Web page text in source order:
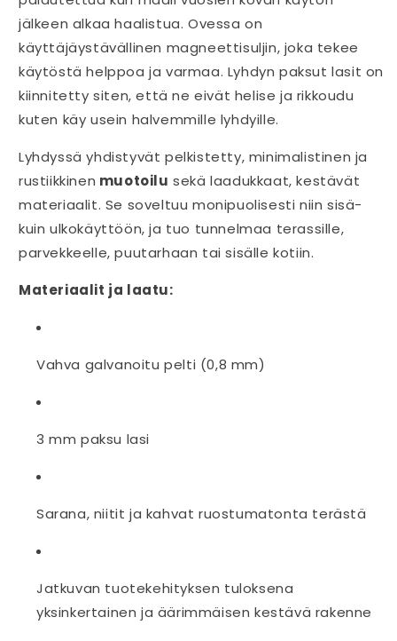
jälkeen alkaa haalistua. Ovessa on
käyttäjäystävällinen magneettisuljin, joka tekee
käytöstä helppoa ja varmaa. Lyhdyn paksut lasit on
kiinnitetty siten, että ne eivät helise ja rikkoudu
kuten käy usein halvemmille lyhdyille.
Lyhdyssä yhdistyvät pelkistetty, minimalistinen ja
rustiikkinen muotoilu sekä laadukkaat, kestävät
materiaalit. Se soveltuu monipuolisesti niin sisä-
kuin ulkokäyttöön, ja tuo tunnelmaa terassille,
parvekkeelle, puutarhaan tai sisälle kotiin.
Materiaalit ja laatu:
Vahva galvanoitu pelti (0,8 mm)
3 mm paksu lasi
Sarana, niitit ja kahvat ruostumatonta terästä
Jatkuvan tuotekehityksen tuloksena
yksinkertainen ja äärimmäisen kestävä rakenne